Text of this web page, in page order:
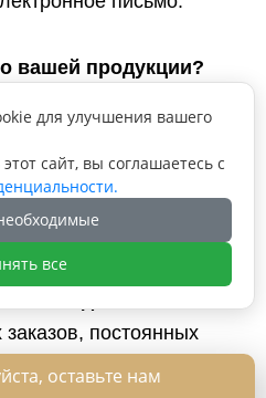
оставьте нам
вашей продукции?
продукт будет на
отделом контроля
постоянных
разумные
для улучшения вашего
сайт, вы соглашаетесь с
все